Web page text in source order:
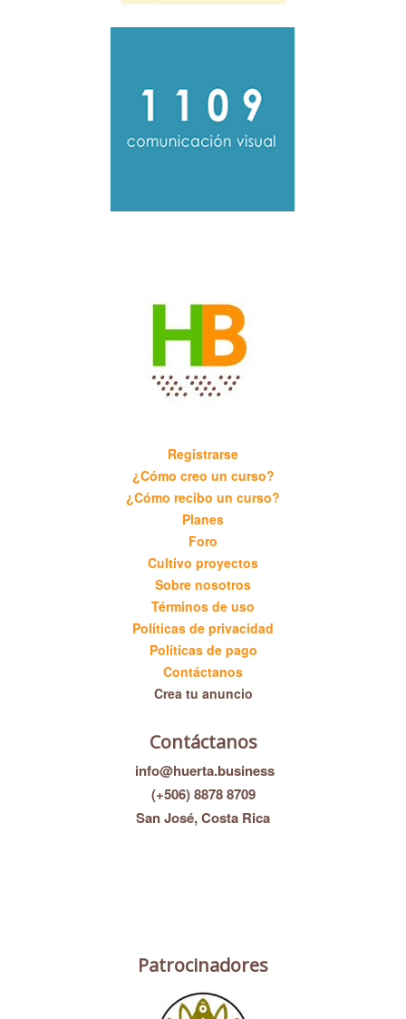
Registrarse
¿Cómo creo un curso?
¿Cómo recibo un curso?
Planes
Foro
Cultivo proyectos
Sobre nosotros
Términos de uso
Políticas de privacidad
Políticas de pago
Contáctanos
Crea tu anuncio
Contáctanos
info@huerta.business
(+506) 8878 8709
San José, Costa Rica
Patrocinadores